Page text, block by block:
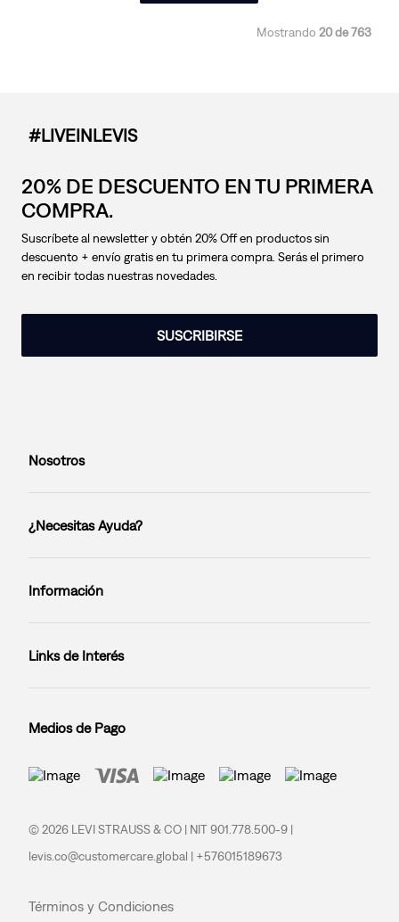
Mostrando 20 de 763
#LIVEINLEVIS
20% DE DESCUENTO EN TU PRIMERA
COMPRA.
Suscríbete al newsletter y obtén 20% Off en productos sin
descuento + envío gratis en tu primera compra. Serás el primero
en recibir todas nuestras novedades.
SUSCRIBIRSE
Nosotros
¿Necesitas Ayuda?
Información
Links de Interés
Medios de Pago
© 2026 LEVI STRAUSS & CO | NIT 901.778.500-9 |
levis.co@customercare.global | +576015189673
Términos y Condiciones